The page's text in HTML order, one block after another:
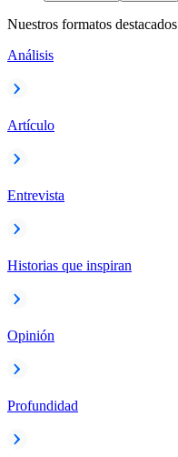
Nuestros formatos destacados
Análisis
Artículo
Entrevista
Historias que inspiran
Opinión
Profundidad